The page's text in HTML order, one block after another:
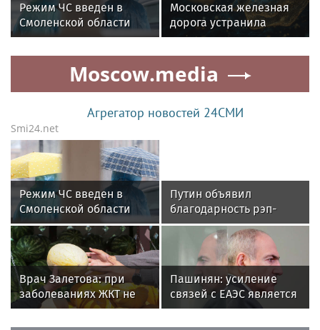
Режим ЧС введен в
Смоленской области
из-за непогоды
Московская железная
дорога устранила
аварию на Бутово и
извинилась
Moscow.media
Агрегатор новостей 24СМИ
Smi24.net
Режим ЧС введен в
Смоленской области
из-за непогоды
Путин объявил
благодарность рэп-
исполнителю ST
Врач Залетова: при
заболеваниях ЖКТ не
стоит есть дыню
Пашинян: усиление
связей с ЕАЭС является
внешнеполитическим